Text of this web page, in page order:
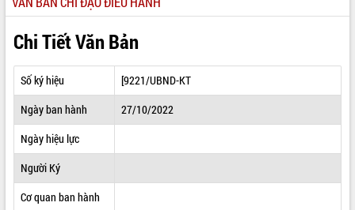
LÃNH ĐẠO UBND TỈNH
TIN TỨC SỰ KIỆN
SỞ, BAN, NGÀNH
THÔNG TIN CHỈ ĐẠO ĐIỀU HÀNH
HỆ THỐNG VĂN BẢN
Chi Tiết Văn Bản
Số ký hiệu
[9221/UBND-KT
Ngày ban hành
27/10/2022
Ngày hiệu lực
Người Ký
Cơ quan ban hành